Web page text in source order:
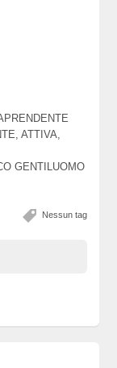
ATTIVA,
GENTILUOMO
Nessun tag